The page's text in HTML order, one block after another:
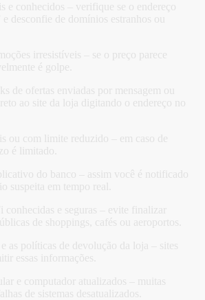
e conhecidos – verifique se o endereço
desconfie de domínios estranhos ou
irresistíveis – se o preço parece
é golpe.
de ofertas enviadas por mensagem ou
ao site da loja digitando o endereço no
ou com limite reduzido – em caso de
é limitado.
do banco – assim você é notificado
suspeita em tempo real.
conhecidas e seguras – evite finalizar
de shoppings, cafés ou aeroportos.
as políticas de devolução da loja – sites
essas informações.
e computador atualizados – muitas
de sistemas desatualizados.